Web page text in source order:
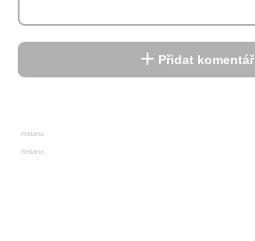
Přidat komentář
Reklama
Reklama